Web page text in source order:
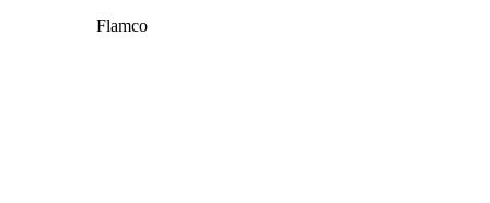
Flamco